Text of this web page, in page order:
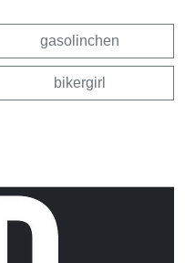
gasolinchen
bikergirl